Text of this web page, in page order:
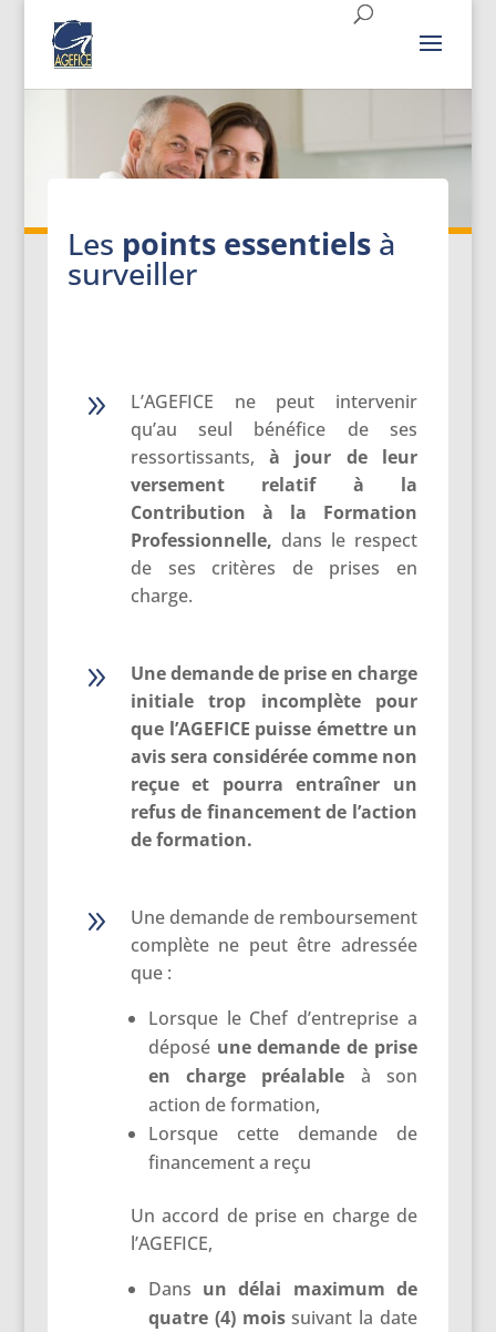
Les points essentielsà
surveiller
9
L’AGEFICE ne peut intervenir
qu’au seul bénéfice de ses
ressortissants,à jour de leur
versement relatif
à la
Contribution à la Formation
Professionnelle, dans le respect
de ses critères de prises en
charge.
9
Une demande de prise en charge
initiale trop incomplète pour
que l’AGEFICE puisse émettre un
avis sera considérée comme non
reçue et pourra entraîner un
refus de financement de l’action
de formation.
9
Une demande de remboursement
complète ne peut être adressée
que :
Lorsque le Chef d’entreprise a
déposé unedemande de prise
en charge préalable à son
action de formation,
Lorsque cette demande de
financement a reçu
Un accord de prise en charge de
l’AGEFICE,
Dans un délai maximum de
quatre (4) moissuivant la date